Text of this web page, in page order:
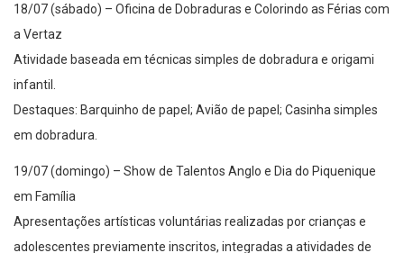
18/07 (sábado) – Oficina de Dobraduras e Colorindo as Férias com
a Vertaz
Atividade baseada em técnicas simples de dobradura e origami
infantil.
Destaques: Barquinho de papel; Avião de papel; Casinha simples
em dobradura.
19/07 (domingo) – Show de Talentos Anglo e Dia do Piquenique
em Família
Apresentações artísticas voluntárias realizadas por crianças e
adolescentes previamente inscritos, integradas a atividades de